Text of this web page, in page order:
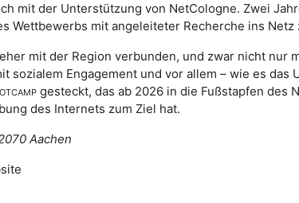
mit der Unterstützung von NetCologne. Zwei
Wettbewerbs mit angeleiteter Recherche ins
mit der Region verbunden, und zwar nicht
sozialem Engagement und vor allem – wie es
gesteckt, das ab 2026 in die Fußstapfen des
des Internets zum Ziel hat.
Aachen